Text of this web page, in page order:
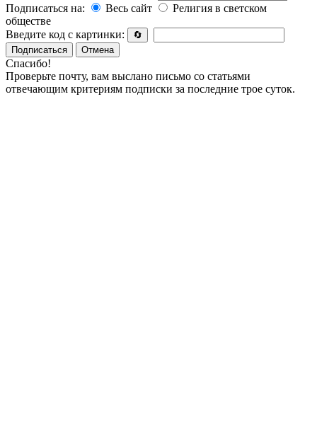
Подписаться на:
Весь сайт
Религия в светском
обществе
Введите код с картинки:
🔄
Подписаться
Отмена
Спасибо!
Проверьте почту, вам выслано письмо со статьями
отвечающим критериям подписки за последние трое суток.